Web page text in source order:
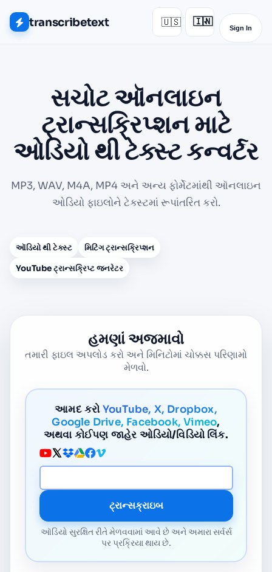
transcribetext 🇺🇸 🇮🇳
▾
Sign In
સચોટ ઑનલાઇન
ટ્રાન્સક્રિપ્શન માટે
ઓડિયો થી ટેક્સ્ટ કન્વર્ટર
MP3, WAV, M4A, MP4 અને અન્ય ફોર્મેટમાંથી ઑનલાઇન
ઓડિયો ફાઇલોને ટેક્સ્ટમાં રૂપાંતરિત કરો.
ઑડિયો થી ટેક્સ્ટ
મિટિંગ ટ્રાન્સક્રિપ્શન
YouTube ટ્રાન્સક્રિપ્ટ જનરેટર
હમણાં અજમાવો
તમારી ફાઇલ અપલોડ કરો અને મિનિટોમાં ચોક્કસ પરિણામો
મેળવો.
આમદ કરોYouTube, X, Dropbox,
Google Drive, Facebook, Vimeo,
અથવા કોઈપણ જાહેર ઓડિયો/વિડિયો લિંક.
મીડિયા URL
ટ્રાન્સક્રાઇબ
ઑડિયો સુરક્ષિત રીતે મેળવવામાં આવે છે અને અમારા સર્વર્સ
પર પ્રક્રિયા થાય છે.